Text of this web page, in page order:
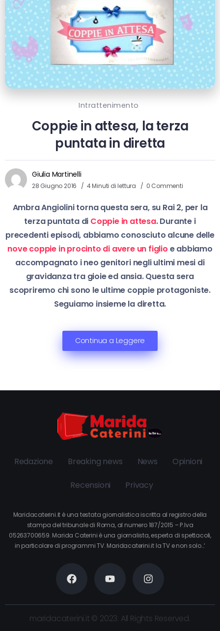
Intrattenimento
Coppie in attesa, la terza
puntata in diretta
Giulia Martinelli
28 Giugno 2016 4 Minuti di lettura 0 Commenti
Ambra Angiolini torna questa sera, su Rai 2, per la
terza puntata di Coppie in attesa. Durante i
precedenti episodi, abbiamo conosciuto alcune delle
nove coppie in procinto di avere un figlio e abbiamo
accompagnato i neo genitori negli ultimi mesi di
gravidanza tra gioie ed ansia. Questa sera
scopriremo chi sono le ultime coppie protagoniste.
Seguiamo insieme la diretta.
Continua a Leggere
Redazione Breaking news News Opinioni
Recensioni Privacy
Maridacaterini.it è una testata giornalistica iscritta al registro della
stampa del tribunale di Roma, al numero 187/2015 – P.Iva
05263700659. Marida Caterini è una giornalista, esperta di spettacoli,
in particolare di programmi TV. Maridacaterini.it la TV e non solo…’
maridacaterini.it © 2023. All Rights Reserved.